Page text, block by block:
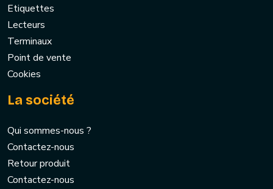
Etiquettes
Lecteurs
Terminaux
Point de vente
Cookies
La société
Qui sommes-nous ?
Contactez-nous
Retour produit
Contactez-nous